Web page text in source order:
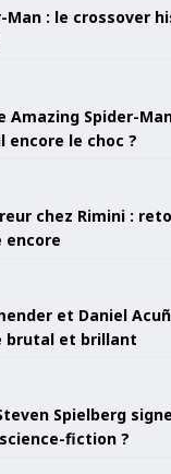
Man : le crossover
Amazing Spider-
le choc ?
chez Rimini :
encore
et Daniel
brutal et brillant
Spielberg
fiction ?